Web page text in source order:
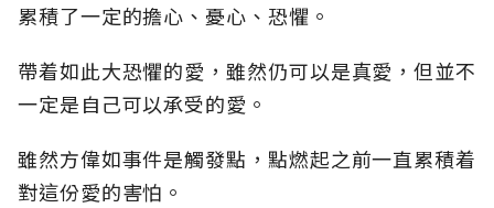
累積了一定的擔心、憂心、恐懼。
帶着如此大恐懼的愛，雖然仍可以是真愛，但並不
一定是自己可以承受的愛。
雖然方偉如事件是觸發點，點燃起之前一直累積着
對這份愛的害怕。